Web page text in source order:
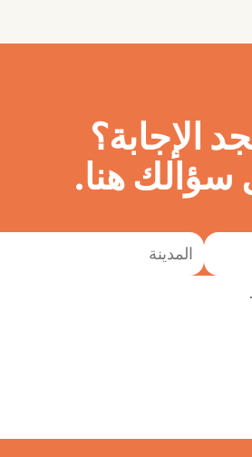
الإجابة؟
سؤالك هنا.